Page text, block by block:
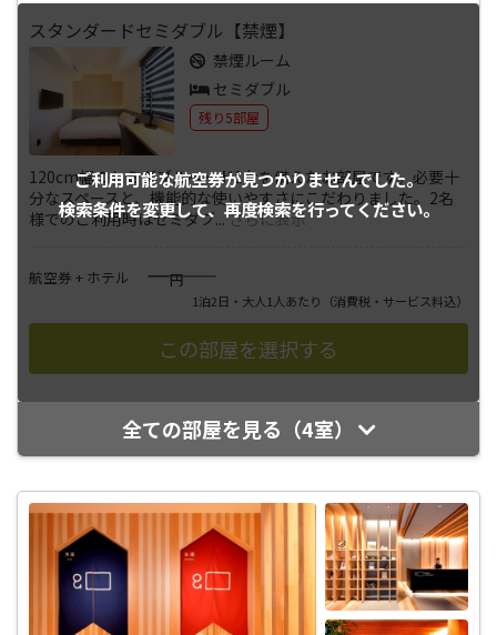
ご利用可能な航空券が見つかりませんでした。
検索条件を変更して、再度検索を行ってください。
スタンダードセミダブル【禁煙】
禁煙ルーム
セミダブル
残り5部屋
120cm幅のセミダブルベッド1台を備えたお部屋です。必要十
分なスペースと、機能的な使いやすさにこだわりました。2名
様でのご利用時はセミダブ...さらに表示
航空券 + ホテル ――――円
1泊2日・大人1人あたり （消費税・サービス料込）
全ての部屋を見る（4室）